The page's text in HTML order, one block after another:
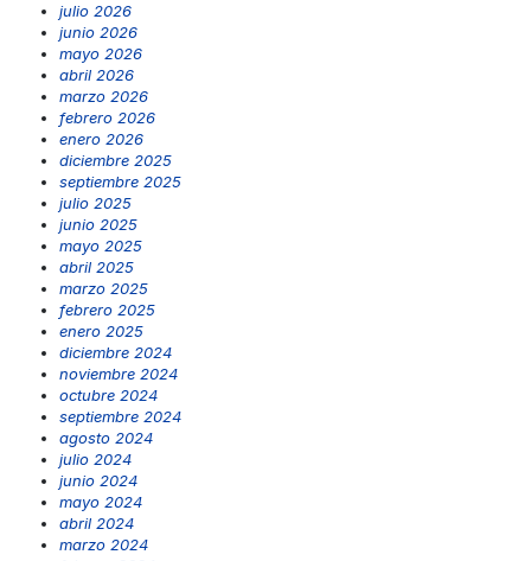
julio 2026
junio 2026
mayo 2026
abril 2026
marzo 2026
febrero 2026
enero 2026
diciembre 2025
septiembre 2025
julio 2025
junio 2025
mayo 2025
abril 2025
marzo 2025
febrero 2025
enero 2025
diciembre 2024
noviembre 2024
octubre 2024
septiembre 2024
agosto 2024
julio 2024
junio 2024
mayo 2024
abril 2024
marzo 2024